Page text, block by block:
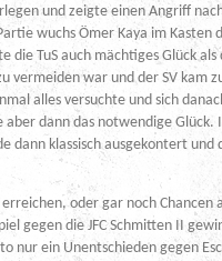
und zeigte einen Angriff
wuchs Ömer Kaya im Kasten
die TuS auch mächtiges Glück
vermeiden war und der SV kam
alles versuchte und sich
aber dann das notwendige
dann klassisch ausgekontert und
oder gar noch Chancen
gegen die JFC Schmitten II
nur ein Unentschieden gegen